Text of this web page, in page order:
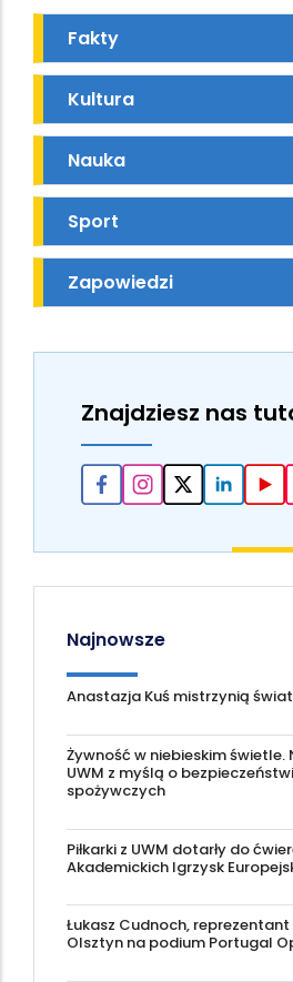
Fakty
Kultura
Nauka
Sport
Zapowiedzi
Znajdziesz nas
Najnowsze
Anastazja Kuś mistrzynią
Żywność w niebieskim świetle.
UWM z myślą o
spożywczych
Piłkarki z UWM dotarły do
Akademickich Igrzysk
Łukasz Cudnoch, reprezentant
Olsztyn na podium Portugal